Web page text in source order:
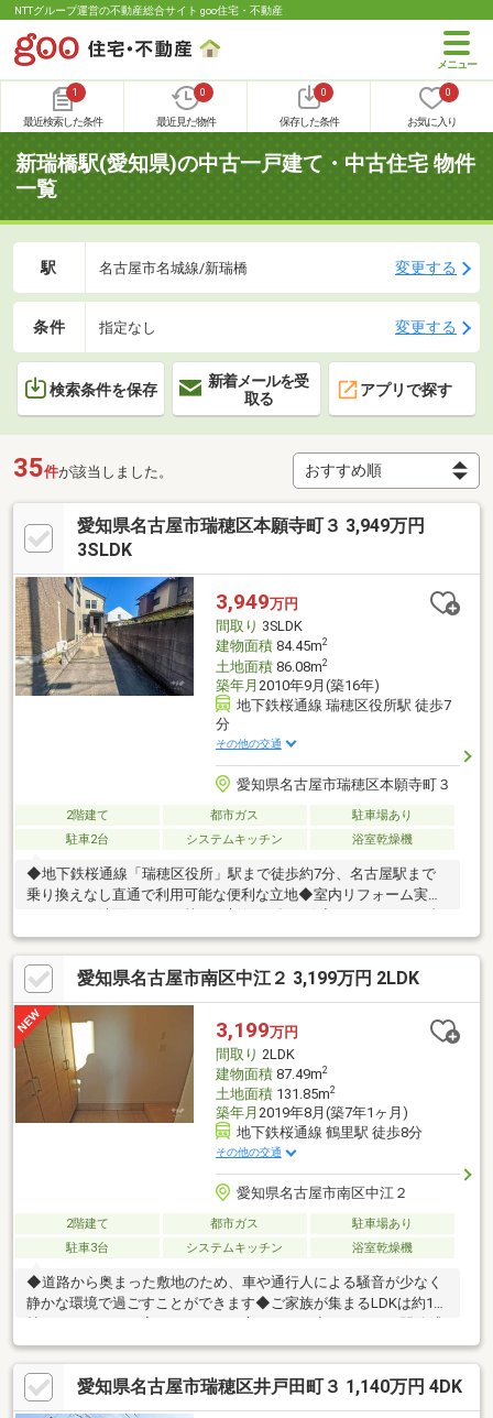
NTTグループ運営の不動産総合サイト goo住宅・不動産
1
最近検索した条件
0
最近見た物件
0
保存した条件
0
お気に入り
新瑞橋駅(愛知県)の中古一戸建て・中古住宅 物件
一覧
駅 名古屋市名城線/新瑞橋 変更する
条件 指定なし 変更する
検索条件を保存
新着メールを受
取る
アプリで探す
35件が該当しました。
愛知県名古屋市瑞穂区本願寺町３ 3,949万円
3SLDK
3,949万円
間取り 3SLDK
建物面積84.45m2
土地面積86.08m2
築年月 2010年9月(築16年)
地下鉄桜通線 瑞穂区役所駅 徒歩7
分
その他の交通
愛知県名古屋市瑞穂区本願寺町３
2階建て 都市ガス
駐車場あり
駐車2台
システムキッチン 浴室乾燥機
◆地下鉄桜通線「瑞穂区役所」駅まで徒歩約7分、名古屋駅まで
乗り換えなし直通で利用可能な便利な立地◆室内リフォーム実施
分で来客時やセカンドカーにも対応(車種による)◆浴室暖房乾燥
機付き！寒い季節のお風呂を快適に！◆全居室6帖以上の広さを
確保し、プライベート空間も充実◆多用途に使用可能なロフト付
き住宅◆全居室収納や床下収納等、豊富な収納スペース有◆洗濯
物も乾きやすい、南に面したバルコニー◆「瑞穂小学校」まで徒
歩約4分、「津賀田中学校」まで徒歩約8分と無理なく通学可能で
す！
愛知県名古屋市南区中江２ 3,199万円 2LDK
3,199万円
間取り 2LDK
建物面積87.49m2
土地面積131.85m2
築年月 2019年8月(築7年1ヶ月)
地下鉄桜通線 鶴里駅 徒歩8分
その他の交通
愛知県名古屋市南区中江２
2階建て 都市ガス
駐車場あり
駐車3台
システムキッチン 浴室乾燥機
◆道路から奥まった敷地のため、車や通行人による騒音が少なく
静かな環境で過ごすことができます◆ご家族が集まるLDKは約15
を演出してくれる対面タイプが採用されています◆節水になり、
家事の時短も助けてくれる食洗機付き！◆浴室乾燥機は花粉の季
節や雨の日のお洗濯にも活躍！◆お部屋のスペースを有効に使え
るロフト有り！◆来客時にも心強い！カースペース3台駐車可能
愛知県名古屋市瑞穂区井戸田町３ 1,140万円 4DK